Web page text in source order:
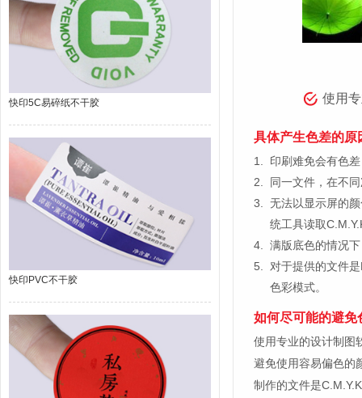
快印5C易碎纸不干胶
快印PVC不干胶
使用
具体产生色差的原
1.
印刷难免会有色
2.
同一文件，在不
3.
无法以显示屏的
统工具读取
4.
满版底色的情况
5.
对于提供的文件
色彩模式。
如何尽可能的避免
使用专业的设计制图
避免使用容易偏色的
制作的文件是